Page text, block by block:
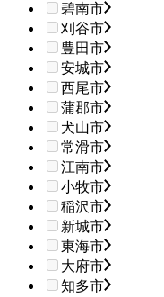
碧南市
刈谷市
豊田市
安城市
西尾市
蒲郡市
犬山市
常滑市
江南市
小牧市
稲沢市
新城市
東海市
大府市
知多市